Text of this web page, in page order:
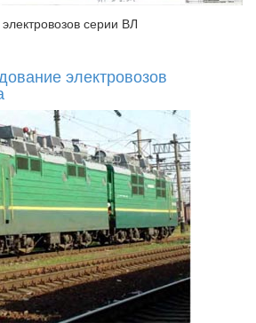
серии ВЛ
электровозов